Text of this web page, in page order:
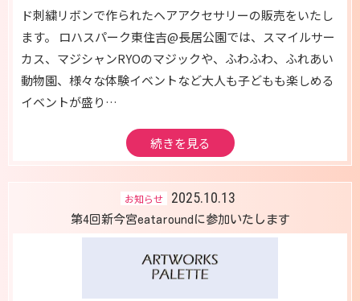
ド刺繍リボンで作られたヘアアクセサリーの販売をいたし
ます。 ロハスパーク東住吉@長居公園では、スマイルサー
カス、マジシャンRYOのマジックや、ふわふわ、ふれあい
動物園、様々な体験イベントなど大人も子どもも楽しめる
イベントが盛り…
続きを見る
お知らせ 2025.10.13
第4回新今宮eataroundに参加いたします